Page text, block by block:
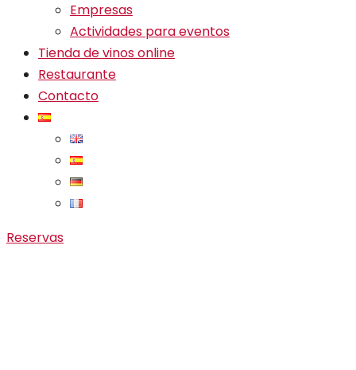
Empresas
Actividades para eventos
Tienda de vinos online
Restaurante
Contacto
Reservas